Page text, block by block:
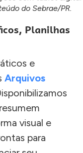
do Sebrae/PR.
Planilhas
e
Arquivos
visual e
para